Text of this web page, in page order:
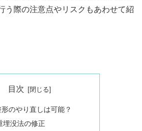
う際の注意点やリスクもあわせて紹
目次
形のやり直しは可能？
埋没法の修正